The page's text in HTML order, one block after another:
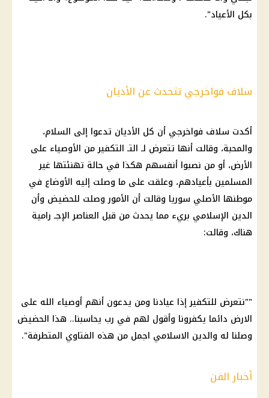
بكل الأعياد".
سلاف فواخرجي تتحدث عن الأديان
أكدت سلاف فواخرجي أن كل الأديان تدعوا إلى السلام،
والمحبة، وقالت أنها تتعرض لـ التـ التكفير من الأوصياء على
الأرض، أو من نصبوا أنفسهم هكذا في حالة تهنئتها غير
المسلمين بأعيادهم، وعلقت على ما وصلت إليه الأوضاع في
موطنها الأصلي سوريا وقالت أن الأمور وصلت للحضيض وأن
الدين الإسلامي بريء مما يحدث من قبل العناصر الإجـ رامية
هناك، وقالت:
""نتعرض للتكفير إذا عيادنا ومن يدعون أنهم أوصياء الله على
الارض دائما يكفرونا وأقول لهم في رب يحاسبنا.. هذا الحضيض
وصلنا له والدين الاسلامي اجمل من هذه الفتاوي المتطرفة".
أخبار الفن